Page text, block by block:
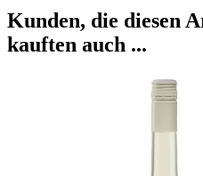
Kunden, die diesen
kauften auch ...